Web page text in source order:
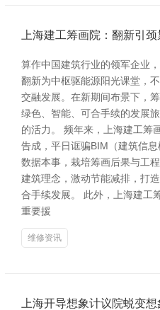
上海建工筹画院：翻新引
算作中国建筑行业的领军企业
翻新为中枢驱能源阳光课堂，
交融发展。在新期间布景下，
绿色、智能、可合手续的发展
的活力。 频年来，上海建工筹
告成，平日诓骗BIM（建筑信
数据本事，栽培筹画后果与工
建筑理念，激动节能减排，打
合手续发展。 此外，上海建工
重要援
维修资讯
上海开导想象计议院蜕变